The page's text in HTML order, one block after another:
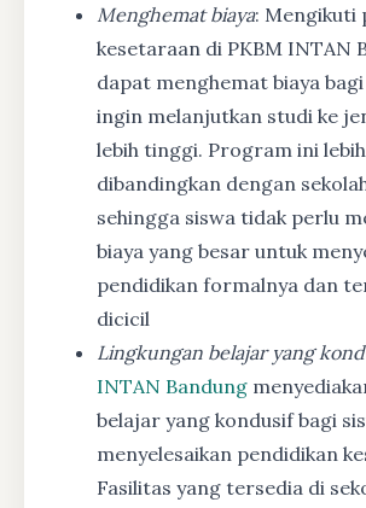
Menghemat biaya: Mengikuti
kesetaraan di PKBM INTAN
dapat menghemat biaya
ingin melanjutkan studi ke
lebih tinggi. Program ini
dibandingkan dengan
sehingga siswa tidak perlu
biaya yang besar untuk
pendidikan formalnya dan
dicicil
Lingkungan belajar yang
INTAN Bandung
belajar yang kondusif bagi
menyelesaikan pendidikan
Fasilitas yang tersedia di